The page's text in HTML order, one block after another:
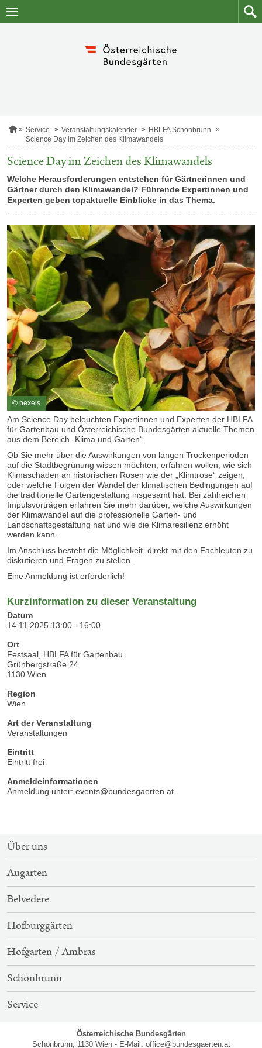
Zum
Zum
S
a
r
t
s
e
i
t
e
Service Veranstaltungskalender
HBLFA Schönbrunn
Science Day im Zeichen des Klimawandels
Science Day im Zeichen des Klimawandels
Welche Herausforderungen entstehen für Gärtnerinnen und
Gärtner durch den Klimawandel? Führende Expertinnen und
Experten geben topaktuelle Einblicke in das Thema.
© pexels
Am Science Day beleuchten Expertinnen und Experten der HBLFA
für Gartenbau und Österreichische Bundesgärten aktuelle Themen
aus dem Bereich „Klima und Garten“.
Ob Sie mehr über die Auswirkungen von langen Trockenperioden
auf die Stadtbegrünung wissen möchten, erfahren wollen, wie sich
Klimaschäden an historischen Rosen wie der „Klimtrose“ zeigen,
oder welche Folgen der Wandel der klimatischen Bedingungen auf
die traditionelle Gartengestaltung insgesamt hat: Bei zahlreichen
Impulsvorträgen erfahren Sie mehr darüber, welche Auswirkungen
der Klimawandel auf die professionelle Garten- und
Landschaftsgestaltung hat und wie die Klimaresilienz erhöht
werden kann.
Im Anschluss besteht die Möglichkeit, direkt mit den Fachleuten zu
diskutieren und Fragen zu stellen.
Eine Anmeldung ist erforderlich!
Kurzinformation zu dieser Veranstaltung
Datum
14.11.2025 13:00 - 16:00
Ort
Festsaal, HBLFA für Gartenbau
Grünbergstraße 24
1130 Wien
Region
Wien
Art der Veranstaltung
Veranstaltungen
Eintritt
Eintritt frei
Anmeldeinformationen
Anmeldung unter: events@bundesgaerten.at
SITEMAP-
NAVIGATION
Über uns
Augarten
Belvedere
Hofburggärten
Hofgarten / Ambras
Schönbrunn
Service
Österreichische Bundesgärten
Schönbrunn, 1130 Wien - E-Mail: office@bundesgaerten.at